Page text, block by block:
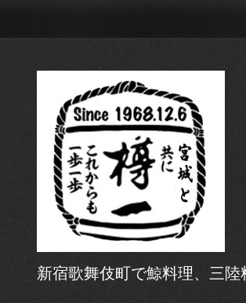
新宿歌舞伎町で鯨料理、三陸